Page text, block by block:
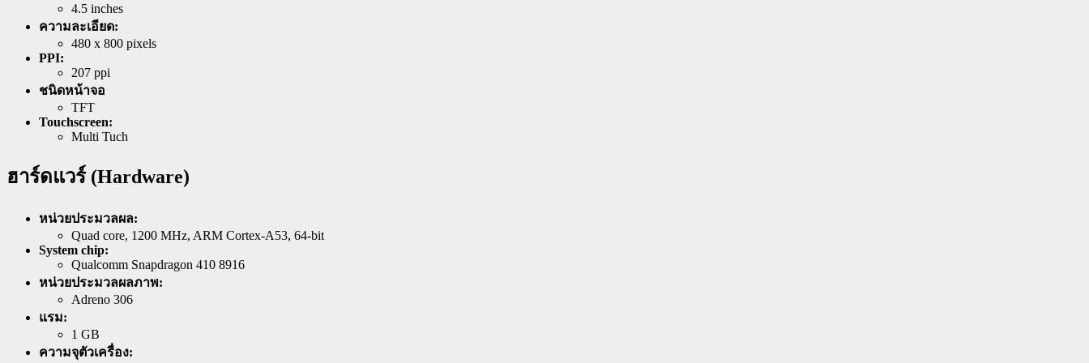
4.5 inches
ความละเอียด:
480 x 800 pixels
PPI:
207 ppi
ชนิดหน้าจอ
TFT
Touchscreen:
Multi Tuch
ฮาร์ดแวร์ (Hardware)
หน่วยประมวลผล:
Quad core, 1200 MHz, ARM Cortex-A53, 64-bit
System chip:
Qualcomm Snapdragon 410 8916
หน่วยประมวลผลภาพ:
Adreno 306
แรม:
1 GB
ความจุตัวเครื่อง: